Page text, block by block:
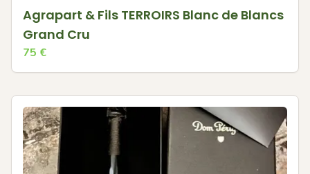
Agrapart & Fils TERROIRS Blanc de Blancs
Grand Cru
75 €